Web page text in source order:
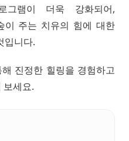
램이 더욱 강화되어,
이 주는 치유의 힘에 대한
입니다.
진정한 힐링을 경험하고
보세요.